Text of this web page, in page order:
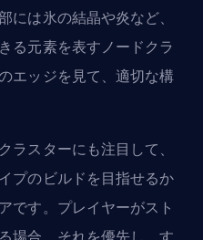
には氷の結晶や炎など、
る元素を表すノードクラ
エッジを見て、適切な構
ラスターにも注目して、
プのビルドを目指せるか
です。プレイヤーがスト